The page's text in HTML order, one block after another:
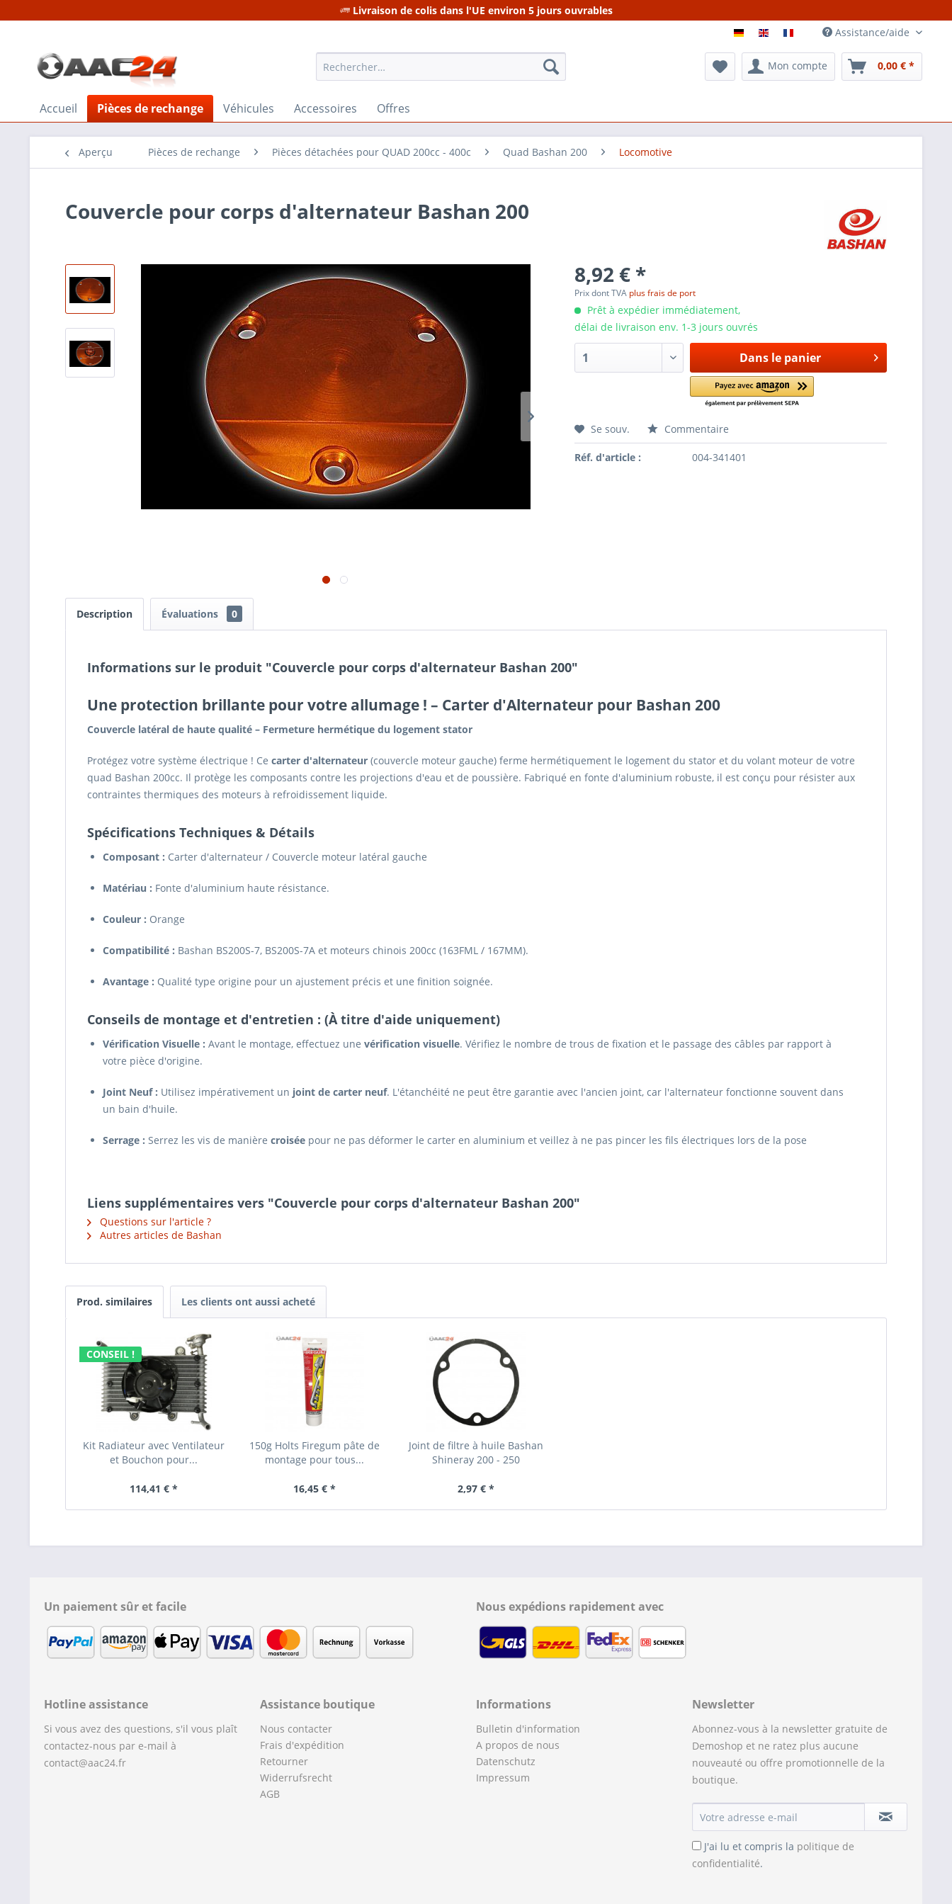
Livraison de colis dans l'UE environ 5 jours ouvrables
Assistance/aide
Mon compte 0,00 € *
Accueil Pièces de rechange Véhicules Accessoires Offres
Aperçu Pièces de rechange Pièces détachées pour QUAD 200cc - 400c Quad Bashan 200 Locomotive
Couvercle pour corps d'alternateur Bashan 200
8,92 € *
Prix dont TVA plus frais de port
Prêt à expédier immédiatement,
délai de livraison env. 1-3 jours ouvrés
Dans le panier
Se souv. Commentaire
Réf. d'article : 004-341401
Description Évaluations 0
Informations sur le produit "Couvercle pour corps d'alternateur Bashan 200"
Une protection brillante pour votre allumage ! – Carter d'Alternateur pour Bashan 200
Couvercle latéral de haute qualité – Fermeture hermétique du logement stator
Protégez votre système électrique ! Ce carter d'alternateur (couvercle moteur gauche) ferme hermétiquement le logement du stator et du volant moteur de votre
quad Bashan 200cc. Il protège les composants contre les projections d'eau et de poussière. Fabriqué en fonte d'aluminium robuste, il est conçu pour résister aux
contraintes thermiques des moteurs à refroidissement liquide.
Spécifications Techniques & Détails
Composant : Carter d'alternateur / Couvercle moteur latéral gauche
Matériau : Fonte d'aluminium haute résistance.
Couleur : Orange
Compatibilité : Bashan BS200S-7, BS200S-7A et moteurs chinois 200cc (163FML / 167MM).
Avantage : Qualité type origine pour un ajustement précis et une finition soignée.
Conseils de montage et d'entretien : (À titre d'aide uniquement)
Vérification Visuelle : Avant le montage, effectuez une vérification visuelle. Vérifiez le nombre de trous de fixation et le passage des câbles par rapport à
votre pièce d'origine.
Joint Neuf : Utilisez impérativement un joint de carter neuf. L'étanchéité ne peut être garantie avec l'ancien joint, car l'alternateur fonctionne souvent dans
un bain d'huile.
Serrage : Serrez les vis de manière croisée pour ne pas déformer le carter en aluminium et veillez à ne pas pincer les fils électriques lors de la pose
Liens supplémentaires vers "Couvercle pour corps d'alternateur Bashan 200"
Questions sur l'article ?
Autres articles de Bashan
Prod. similaires Les clients ont aussi acheté
CONSEIL !
Kit Radiateur avec Ventilateur
et Bouchon pour...
114,41 € *
150g Holts Firegum pâte de
montage pour tous...
16,45 € *
Joint de filtre à huile Bashan
Shineray 200 - 250
2,97 € *
Un paiement sûr et facile Nous expédions rapidement avec
Hotline assistance
Si vous avez des questions, s'il vous plaît
contactez-nous par e-mail à
contact@aac24.fr
Assistance boutique
Nous contacter
Frais d'expédition
Retourner
Widerrufsrecht
AGB
Informations
Bulletin d'information
A propos de nous
Datenschutz
Impressum
Newsletter
Abonnez-vous à la newsletter gratuite de
Demoshop et ne ratez plus aucune
nouveauté ou offre promotionnelle de la
boutique.
J'ai lu et compris la politique de
confidentialité.